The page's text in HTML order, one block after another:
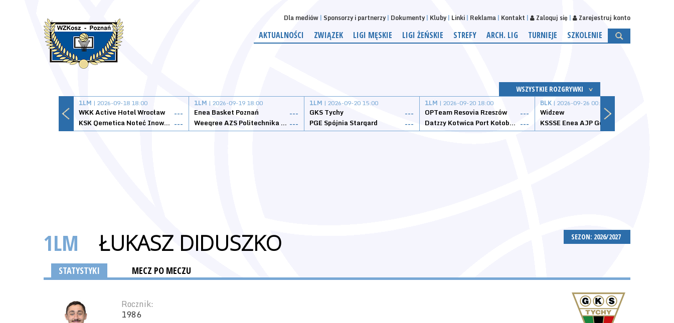
Dla mediów Sponsorzy i partnerzy Dokumenty Kluby Linki Reklama Kontakt Zaloguj się Zarejestruj konto
AKTUALNOŚCI ZWIĄZEK LIGI MĘSKIE LIGI ŻEŃSKIE STREFY ARCH. LIG TURNIEJE SZKOLENIE
WSZYSTKIE ROZGRYWKI
1LM | 2026-09-18 18:00
WKK Active Hotel Wrocław
---
KSK Qemetica Noteć Inowrocław ---
1LM | 2026-09-19 18:00
Enea Basket Poznań
---
Weegree AZS Politechnika Opolska ---
1LM | 2026-09-20 15:00
GKS Tychy
---
PGE Spójnia Stargard
---
1LM | 2026-09-20 18:00
OPTeam Resovia Rzeszów
---
Datzzy Kotwica Port Kołobrzeg ---
BLK | 2026-09-26 00:00
Widzew
SEZON: 2026/2027
1LM ŁUKASZ DIDUSZKO
STATYSTYKI MECZ PO MECZU
Rocznik:
1986